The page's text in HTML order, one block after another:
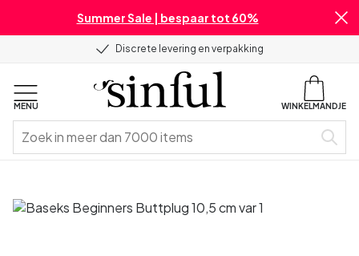
Summer Sale | bespaar tot 60%
Discrete levering en verpakking
MENU WINKELMANDJE